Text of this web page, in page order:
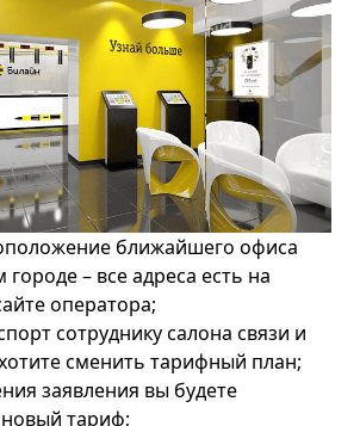
ближайшего офиса
– все адреса есть на
оператора;
сотруднику салона связи и
сменить тарифный план;
заявления вы будете
тариф;